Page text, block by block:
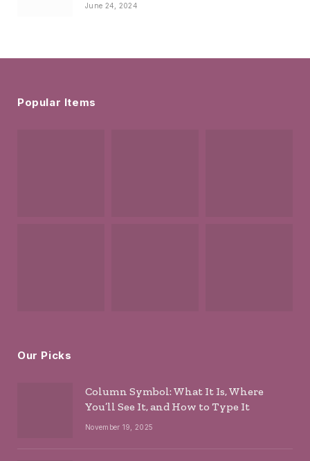
June 24, 2024
Popular Items
Our Picks
Column Symbol: What It Is, Where
You’ll See It, and How to Type It
November 19, 2025